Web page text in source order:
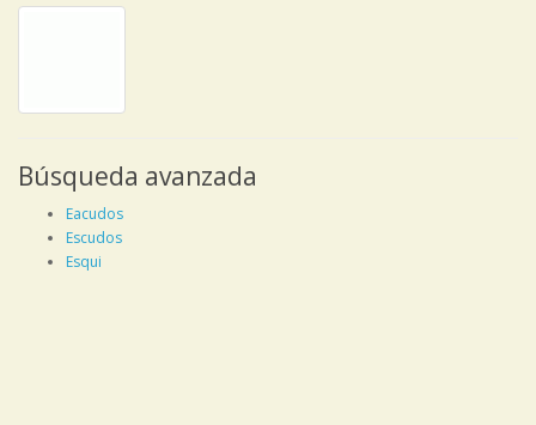
Búsqueda avanzada
Eacudos
Escudos
Esqui